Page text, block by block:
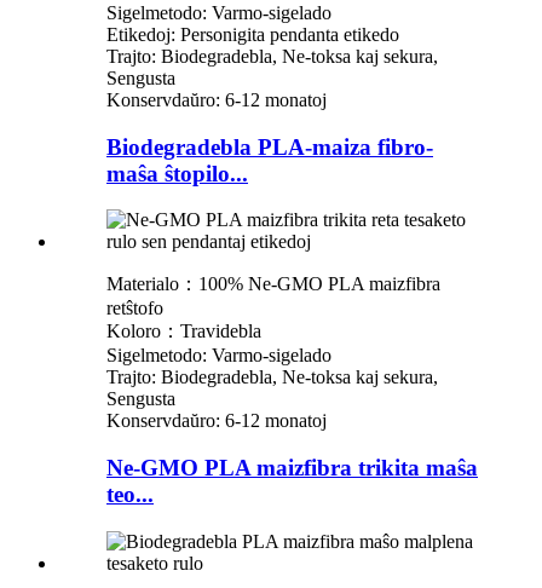
Sigelmetodo: Varmo-sigelado
Etikedoj: Personigita pendanta etikedo
Trajto: Biodegradebla, Ne-toksa kaj sekura,
Sengusta
Konservdaŭro: 6-12 monatoj
Biodegradebla PLA-maiza fibro-
maŝa ŝtopilo...
Materialo：100% Ne-GMO PLA maizfibra
retŝtofo
Koloro：Travidebla
Sigelmetodo: Varmo-sigelado
Trajto: Biodegradebla, Ne-toksa kaj sekura,
Sengusta
Konservdaŭro: 6-12 monatoj
Ne-GMO PLA maizfibra trikita maŝa
teo...